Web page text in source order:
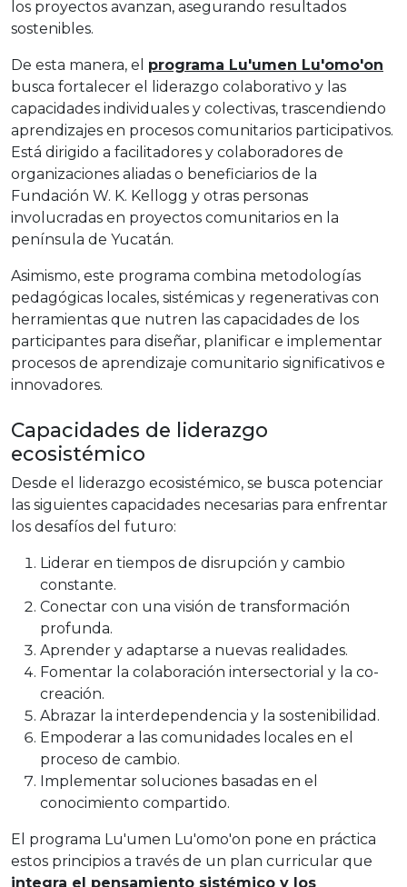
los proyectos avanzan, asegurando resultados
sostenibles.
De esta manera, el programa Lu'umen Lu'omo'on
busca fortalecer el liderazgo colaborativo y las
capacidades individuales y colectivas, trascendiendo
aprendizajes en procesos comunitarios participativos.
Está dirigido a facilitadores y colaboradores de
organizaciones aliadas o beneficiarios de la
Fundación W. K. Kellogg y otras personas
involucradas en proyectos comunitarios en la
península de Yucatán.
Asimismo, este programa combina metodologías
pedagógicas locales, sistémicas y regenerativas con
herramientas que nutren las capacidades de los
participantes para diseñar, planificar e implementar
procesos de aprendizaje comunitario significativos e
innovadores.
Capacidades de liderazgo
ecosistémico
Desde el liderazgo ecosistémico, se busca potenciar
las siguientes capacidades necesarias para enfrentar
los desafíos del futuro:
Liderar en tiempos de disrupción y cambio
constante.
Conectar con una visión de transformación
profunda.
Aprender y adaptarse a nuevas realidades.
Fomentar la colaboración intersectorial y la co-
creación.
Abrazar la interdependencia y la sostenibilidad.
Empoderar a las comunidades locales en el
proceso de cambio.
Implementar soluciones basadas en el
conocimiento compartido.
El programa Lu'umen Lu'omo'on pone en práctica
estos principios a través de un plan curricular que
integra el pensamiento sistémico y los